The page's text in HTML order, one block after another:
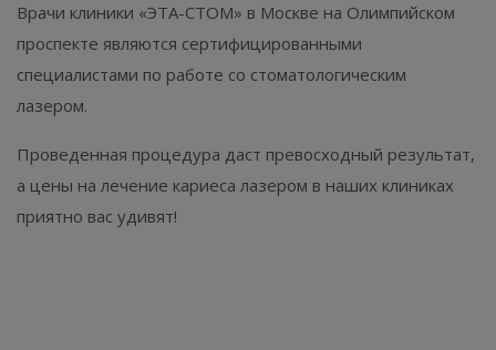
Врачи клиники «ЭТА-СТОМ» в Москве на Олимпийском
проспекте являются сертифицированными
специалистами по работе со стоматологическим
лазером. ⁣⁣⠀
Проведенная процедура даст превосходный результат,
а цены на лечение кариеса лазером в наших клиниках
приятно вас удивят!⁣⁣⠀